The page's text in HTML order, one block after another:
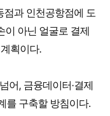
과 인천공항점에 도
이 아닌 얼굴로 결제
획이다.
어, 금융데이터·결제
를 구축할 방침이다.